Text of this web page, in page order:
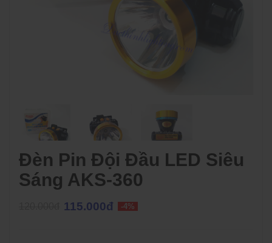
Đèn Pin Đội Đầu LED Siêu
Sáng AKS-360
115.000đ -4%